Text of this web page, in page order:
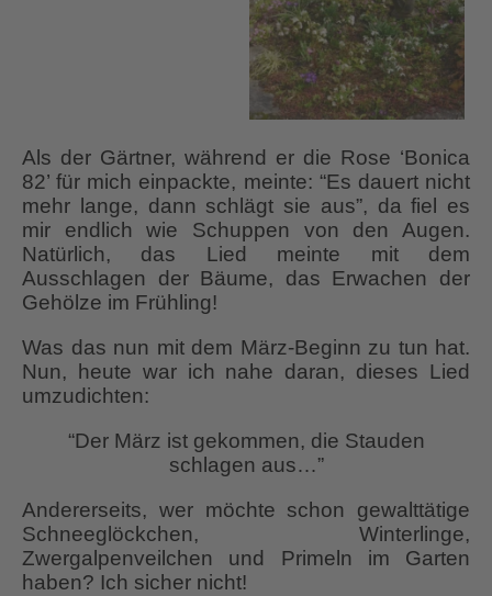
Als der Gärtner, während er die Rose ‘Bonica
82’ für mich einpackte, meinte: “Es dauert nicht
mehr lange, dann schlägt sie aus”, da fiel es
mir endlich wie Schuppen von den Augen.
Natürlich, das Lied meinte mit dem
Ausschlagen der Bäume, das Erwachen der
Gehölze im Frühling!
Was das nun mit dem März-Beginn zu tun hat.
Nun, heute war ich nahe daran, dieses Lied
umzudichten:
“Der März ist gekommen, die Stauden
schlagen aus…”
Andererseits, wer möchte schon gewalttätige
Schneeglöckchen, Winterlinge,
Zwergalpenveilchen und Primeln im Garten
haben? Ich sicher nicht!